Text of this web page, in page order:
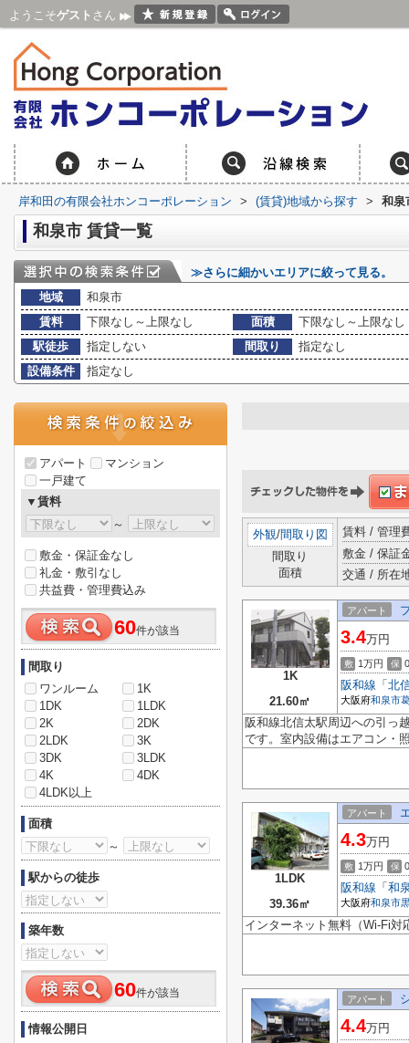
ようこそゲスト さん
岸和田の有限会社ホンコーポレーション > (賃貸)地域から探す > 和泉
和泉市 賃貸一覧
≫さらに細かいエリアに絞って見る。
地域
和泉市
賃料
下限なし～上限なし 面積
下限なし～上限なし
駅徒歩
指定しない 間取り
指定なし
設備条件
指定なし
外観/間取り図
間取り
面積
賃料 / 管理
敷金 / 保証
交通 / 所在
1K
21.60㎡
アパート
3.4万円
敷 1万円 保
阪和線 「 北
大阪府和泉市
阪和線北信太駅周辺への引っ
です。室内設備はエアコン・
1LDK
39.36㎡
アパート
4.3万円
敷 1万円 保
阪和線 「 和
大阪府和泉市
インターネット無料（Wi-Fi対
アパート
4.4万円
アパート
マンション
一戸建て
▼賃料
～
敷金・保証金なし
礼金・敷引なし
共益費・管理費込み
60件が該当
間取り
ワンルーム
1K
1DK
1LDK
2K
2DK
2LDK
3K
3DK
3LDK
4K
4DK
4LDK以上
面積
～
駅からの徒歩
築年数
60件が該当
情報公開日